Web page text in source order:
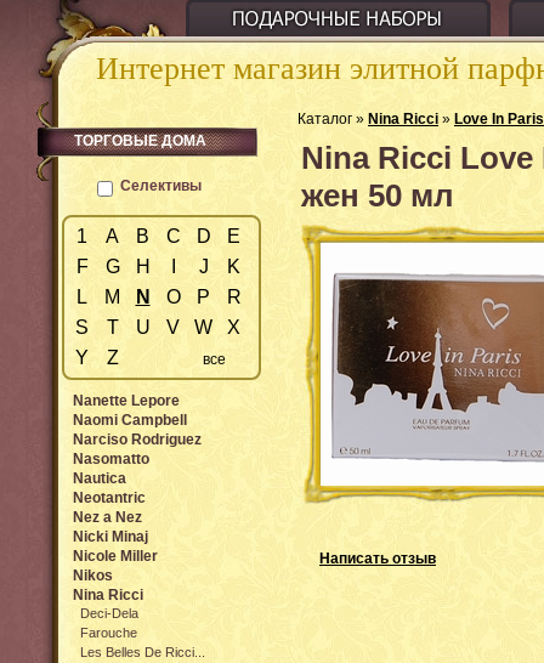
Интернет магазин элитной
Каталог » Nina Ricci » Love In Paris
Nina Ricci
жен 50 мл
Написать отзыв
ТОРГОВЫЕ ДОМА
Селективы
1 A B C D
E
F
G H J
K
L
M N O P
R
S
T U V W
X
Y
Z все
Nanette Lepore
Naomi Campbell
Narciso Rodriguez
Nasomatto
Nautica
Neotantric
Nez a Nez
Nicki Minaj
Nicole Miller
Nikos
Nina Ricci
Deci-Dela
Farouche
Les Belles De Ricci...